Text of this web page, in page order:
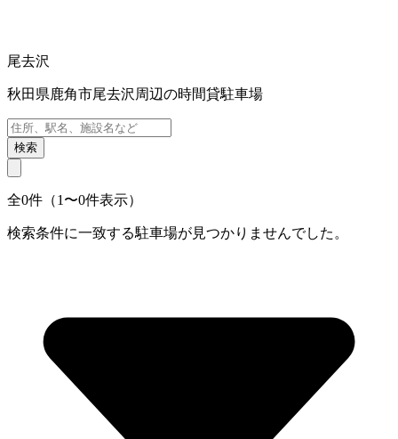
尾去沢
秋田県鹿角市尾去沢周辺の時間貸駐車場
検索
全0件（1〜0件表示）
検索条件に一致する駐車場が見つかりませんでした。